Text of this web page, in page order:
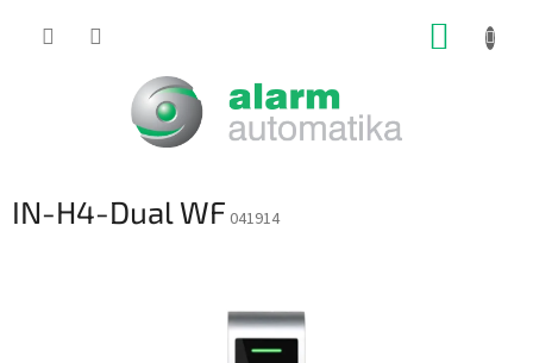
IN-H4-Dual WF 041914